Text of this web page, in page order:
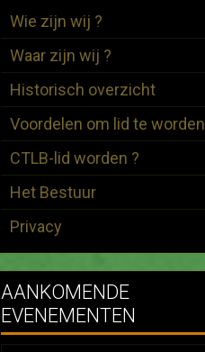
Wie zijn wij ?
Waar zijn wij ?
Historisch overzicht
Voordelen om lid te worden
CTLB-lid worden ?
Het Bestuur
Privacy
AANKOMENDE
EVENEMENTEN